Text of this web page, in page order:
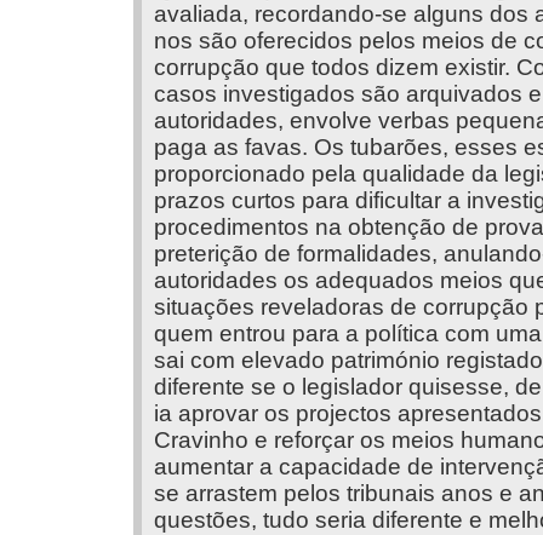
avaliada, recordando-se alguns dos
nos são oferecidos pelos meios de
corrupção que todos dizem existir.
casos investigados são arquivados
autoridades, envolve verbas
paga as favas. Os tubarões, esses
proporcionado pela qualidade da
prazos curtos para dificultar a
procedimentos na obtenção de
preterição de formalidades,
autoridades os adequados meios
situações reveladoras de corrupção
quem entrou para a política com
sai com elevado património
diferente se o legislador quisesse,
ia aprovar os projectos
Cravinho e reforçar os meios
aumentar a capacidade de
se arrastem pelos tribunais anos e
questões, tudo seria diferente e